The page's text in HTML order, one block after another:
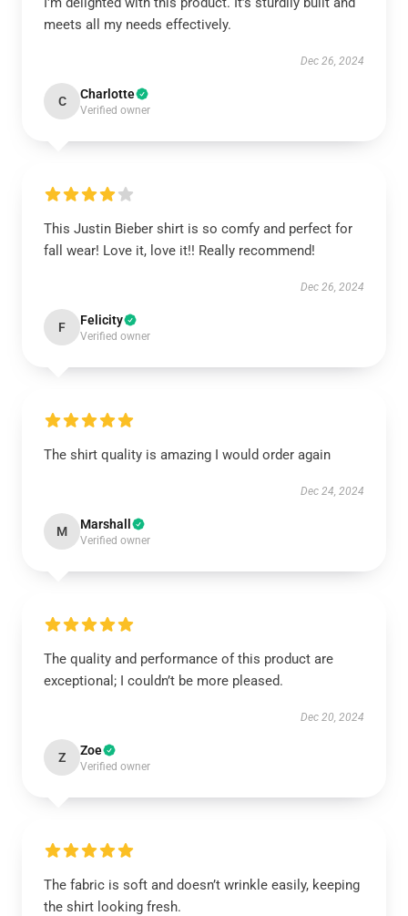
meets all my needs effectively.
Dec 26, 2024
C Charlotte
Verified owner
This Justin Bieber shirt is so comfy and perfect for
fall wear! Love it, love it!! Really recommend!
Dec 26, 2024
F Felicity
Verified owner
The shirt quality is amazing I would order again
Dec 24, 2024
M Marshall
Verified owner
The quality and performance of this product are
exceptional; I couldn’t be more pleased.
Dec 20, 2024
Z Zoe
Verified owner
The fabric is soft and doesn’t wrinkle easily, keeping
the shirt looking fresh.